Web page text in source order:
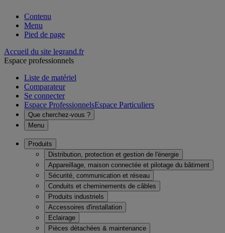
Contenu
Menu
Pied de page
Accueil du site legrand.fr
Espace professionnels
Liste de matériel
Comparateur
Se connecter
Espace ProfessionnelsEspace Particuliers
Que cherchez-vous ?
Menu
Produits
Distribution, protection et gestion de l'énergie
Appareillage, maison connectée et pilotage du bâtiment
Sécurité, communication et réseau
Conduits et cheminements de câbles
Produits industriels
Accessoires d'installation
Eclairage
Pièces détachées & maintenance